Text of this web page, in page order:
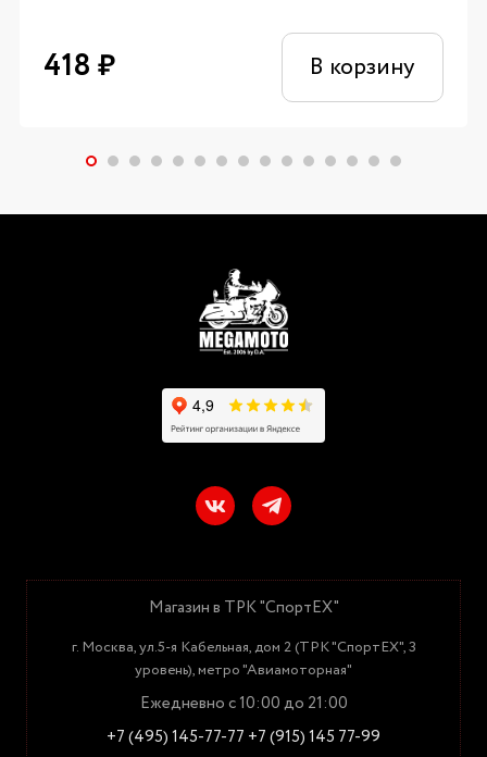
418 ₽ В корзину
Магазин в ТРК "СпортЕХ"
г. Москва, ул.5-я Кабельная, дом 2 (ТРК "СпортЕХ", 3
уровень), метро "Авиамоторная"
Ежедневно с 10:00 до 21:00
+7 (495) 145-77-77 +7 (915) 145 77-99